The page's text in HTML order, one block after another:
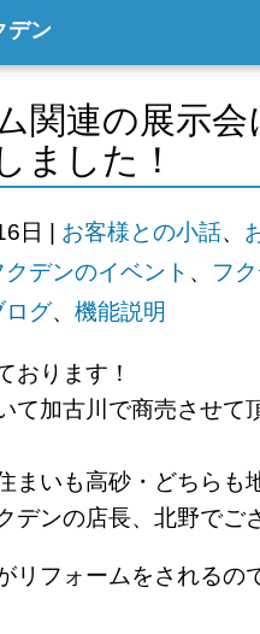
デン
関連の展示会
ました！
日 | お客様との小話、
クデンのイベント 、 フ
ログ、 機能説明
おります！
て加古川で商売させて
まいも高砂・どちらも
デンの店長、北野でご
リフォームをされるの